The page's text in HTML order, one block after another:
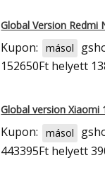
Global Version Redmi
Kupon: másol
152650Ft helyett
Global version Xiaomi
Kupon: másol
443395Ft helyett